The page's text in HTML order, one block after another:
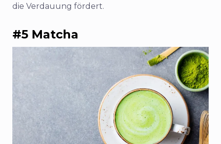
die Verdauung fördert.
#5 Matcha